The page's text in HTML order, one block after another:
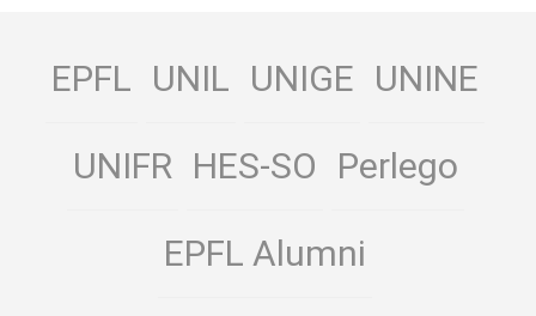
EPFL UNIL UNIGE UNINE
UNIFR HES-SO Perlego
EPFL Alumni